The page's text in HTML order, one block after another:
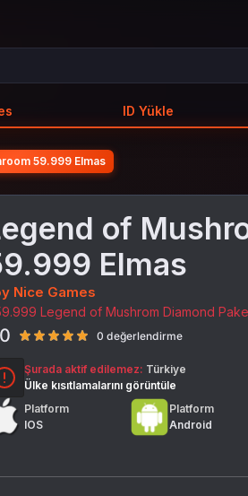
ID Yükle
59.999 Elmas
of
Elmas
Nice Games
Legend of Mushrom Diamond
0 değerlendirme
Şurada aktif edilemez: Türkiye
Ülke kısıtlamalarını görüntüle
Platform
IOS
Platform
Android